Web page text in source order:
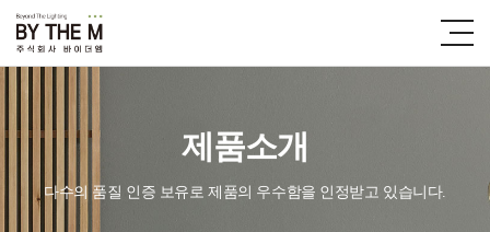
제품소개
다수의 품질 인증 보유로 제품의 우수함을 인정받고 있습니다.